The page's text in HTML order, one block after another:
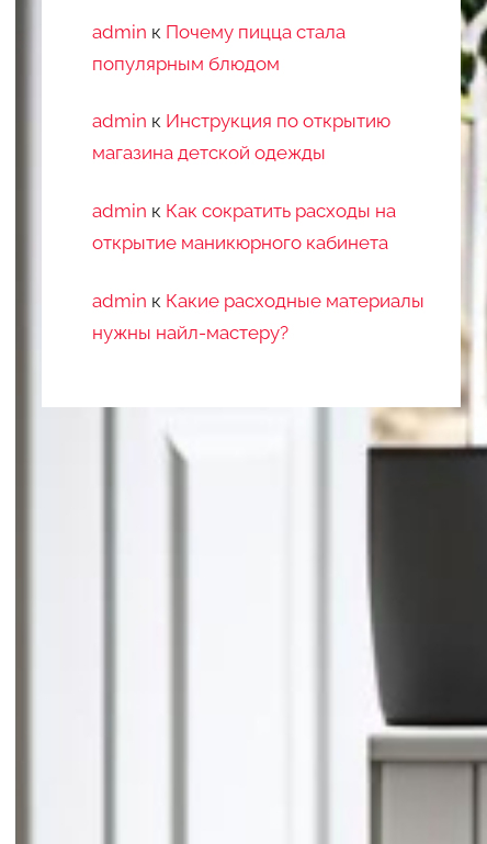
admin к Почему пицца стала
популярным блюдом
admin к Инструкция по открытию
магазина детской одежды
admin к Как сократить расходы на
открытие маникюрного кабинета
admin к Какие расходные материалы
нужны найл-мастеру?